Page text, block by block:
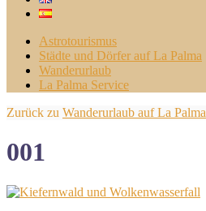
Astrotourismus
Städte und Dörfer auf La Palma
Wanderurlaub
La Palma Service
Zurück zu Wanderurlaub auf La Palma
001